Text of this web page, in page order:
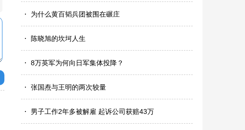
8天行程
为什么黄百韬兵团被围在碾庄
陈晓旭的坎坷人生
8万英军为何向日军集体投降？
张国焘与王明的两次较量
男子工作2年多被解雇 起诉公司获赔43万